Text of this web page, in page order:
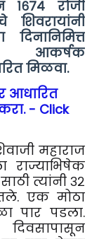
रोजी
शिवरायांनी
आकर्षक
मिळवा.
आधारित
- Click
महाराज
राज्याभिषेक
त्यांनी ३२
एक मोठा
पार पडला.